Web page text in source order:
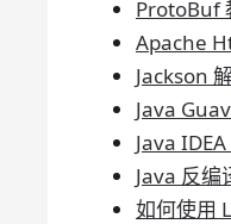
ProtoBuf
Apache
Jackson
Java
Java
Java 反
如何使用